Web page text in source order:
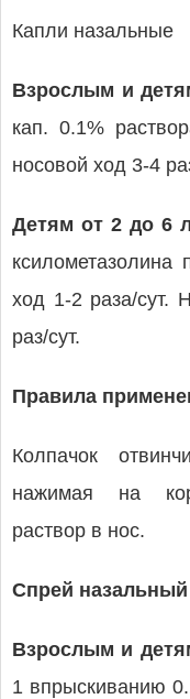
Капли назальные
Взрослым и
кап. 0.1%
носовой ход 3-4
Детям от 2 до 6
ход 1-2 раза/сут.
раз/сут.
Правила
Колпачок
нажимая на
раствор в нос.
Спрей назальный
Взрослым и
1 впрыскиванию